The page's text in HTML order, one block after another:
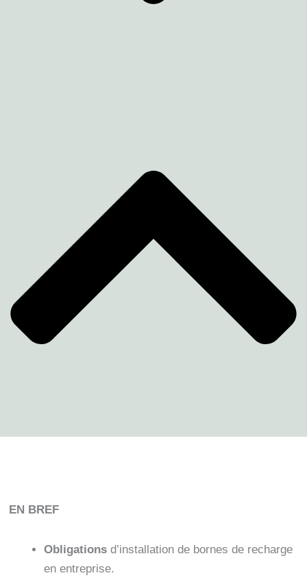
EN BREF
Obligations d’installation de bornes de recharge
en entreprise.